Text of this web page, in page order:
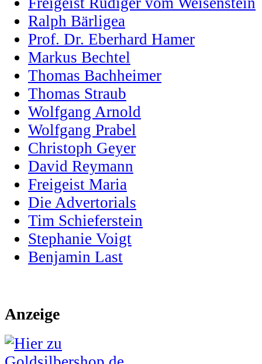
Ralph Bärligea
Prof. Dr. Eberhard Hamer
Markus Bechtel
Thomas Bachheimer
Thomas Straub
Wolfgang Arnold
Wolfgang Prabel
Christoph Geyer
David Reymann
Freigeist Maria
Die Advertorials
Tim Schieferstein
Stephanie Voigt
Benjamin Last
Anzeige